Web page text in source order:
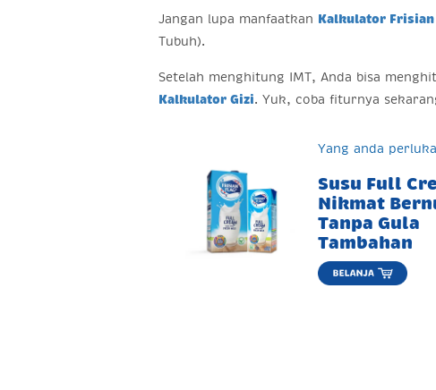
Jangan lupa manfaatkan Kalkulator Frisian
Tubuh).
Setelah menghitung IMT, Anda bisa
Kalkulator Gizi. Yuk, coba fiturnya
Yang anda
Susu Full
Nikmat
Tanpa Gula
Tambahan